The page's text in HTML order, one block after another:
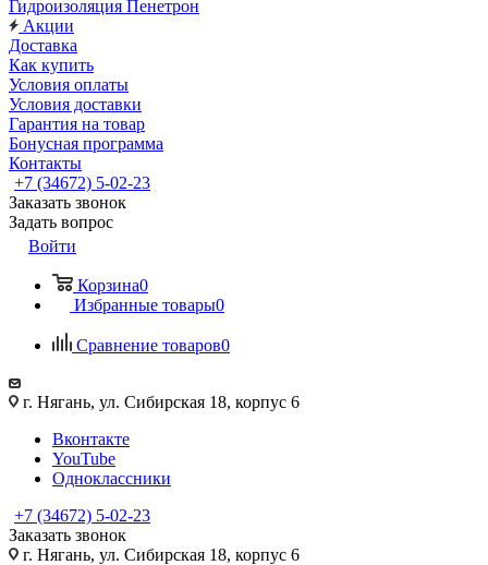
Гидроизоляция Пенетрон
Акции
Доставка
Как купить
Условия оплаты
Условия доставки
Гарантия на товар
Бонусная программа
Контакты
+7 (34672) 5-02-23
Заказать звонок
Задать вопрос
Войти
Корзина0
Избранные товары0
Сравнение товаров0
г. Нягань, ул. Сибирская 18, корпус 6
Вконтакте
YouTube
Одноклассники
+7 (34672) 5-02-23
Заказать звонок
г. Нягань, ул. Сибирская 18, корпус 6